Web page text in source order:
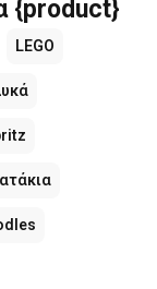
{product}
LEGO